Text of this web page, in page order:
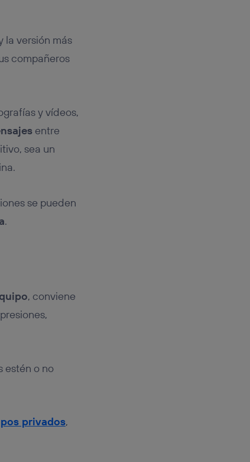
la versión más
compañeros
y vídeos,
entre
sea un
se pueden
.
, conviene
estén o no
privados,